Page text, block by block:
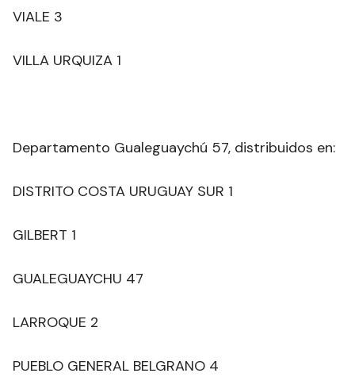
VIALE 3
VILLA URQUIZA 1
Departamento Gualeguaychú 57, distribuidos en:
DISTRITO COSTA URUGUAY SUR 1
GILBERT 1
GUALEGUAYCHU 47
LARROQUE 2
PUEBLO GENERAL BELGRANO 4